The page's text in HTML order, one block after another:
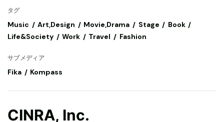
タグ
Music Art,Design Movie,Drama Stage
Book
Life&Society
Work Travel Fashion
サブメディア
Fika Kompass
CINRA, Inc.